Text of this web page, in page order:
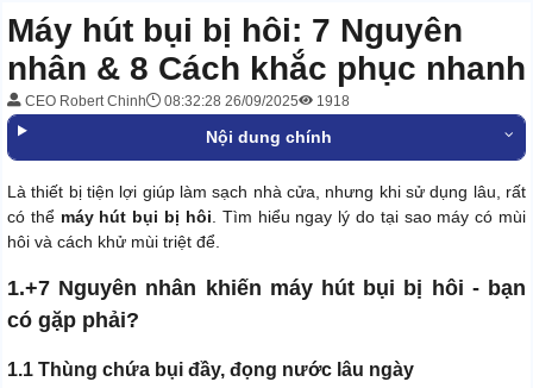
Máy hút bụi bị hôi: 7 Nguyên
nhân & 8 Cách khắc phục nhanh
CEO Robert Chinh 08:32:28 26/09/2025 1918
Nội dung chính
Là thiết bị tiện lợi giúp làm sạch nhà cửa, nhưng khi sử dụng lâu, rất
có thể máy hút bụi bị hôi . Tìm hiểu ngay lý do tại sao máy có mùi
hôi và cách khử mùi triệt để.
1.+7 Nguyên nhân khiến máy hút bụi bị hôi - bạn
có gặp phải?
1.1 Thùng chứa bụi đầy, đọng nước lâu ngày